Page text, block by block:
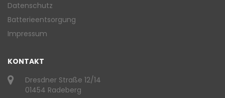
Datenschutz
Batterieentsorgung
Impressum
KONTAKT
Dresdner Straße 12/14
01454 Radeberg